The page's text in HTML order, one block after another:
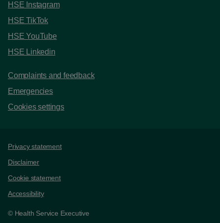
HSE Instagram
HSE TikTok
HSE YouTube
HSE Linkedin
Complaints and feedback
Emergencies
Cookies settings
Support links
Privacy statement
Disclaimer
Cookie statement
Accessibility
© Health Service Executive